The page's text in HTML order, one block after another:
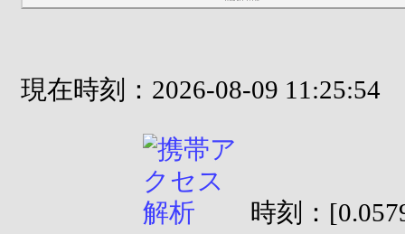
現在時刻：2026-08-09 11:25:54
時刻：